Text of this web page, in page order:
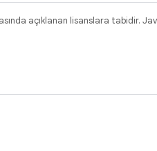
açıklanan lisanslara tabidir.